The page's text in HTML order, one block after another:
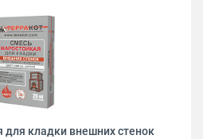
кладки внешних стенок